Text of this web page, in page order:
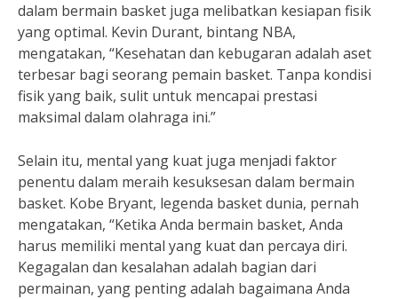
dalam bermain basket juga melibatkan kesiapan fisik
yang optimal. Kevin Durant, bintang NBA,
mengatakan, “Kesehatan dan kebugaran adalah aset
terbesar bagi seorang pemain basket. Tanpa kondisi
fisik yang baik, sulit untuk mencapai prestasi
maksimal dalam olahraga ini.”
Selain itu, mental yang kuat juga menjadi faktor
penentu dalam meraih kesuksesan dalam bermain
basket. Kobe Bryant, legenda basket dunia, pernah
mengatakan, “Ketika Anda bermain basket, Anda
harus memiliki mental yang kuat dan percaya diri.
Kegagalan dan kesalahan adalah bagian dari
permainan, yang penting adalah bagaimana Anda